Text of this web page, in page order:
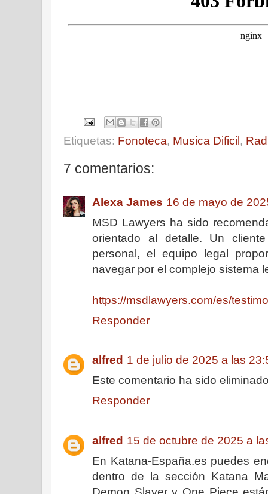
Etiquetas: Fonoteca, Musica Dificil ,
7 comentarios:
Alexa James 16 de mayo de
MSD Lawyers ha sido
orientado al detalle. Un
personal, el equipo legal
navegar por el complejo sistema
https://msdlawyers.com/es/
Responder
alfred 1 de julio de 2025 a las
Este comentario ha sido
Responder
alfred 15 de octubre de 2025 a
En Katana-España.es puedes
dentro de la sección Katana